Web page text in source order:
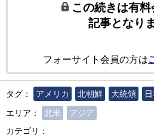
この続きは有
記事となり
フォーサイト会員の方は
タグ： アメリカ 北朝鮮 大統領
エリア：
北米
アジア
カテゴリ：